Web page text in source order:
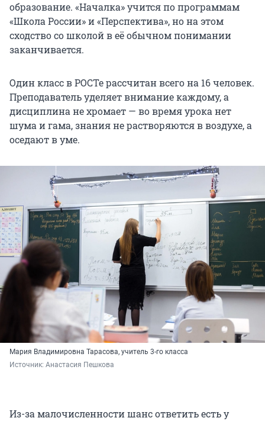
образование. «Началка» учится по программам
«Школа России» и «Перспектива», но на этом
сходство со школой в её обычном понимании
заканчивается.
Один класс в РОСТе рассчитан всего на 16 человек.
Преподаватель уделяет внимание каждому, а
дисциплина не хромает — во время урока нет
шума и гама, знания не растворяются в воздухе, а
оседают в уме.
Мария Владимировна Тарасова, учитель 3-го класса
Источник: Анастасия Пешкова
Из-за малочисленности шанс ответить есть у